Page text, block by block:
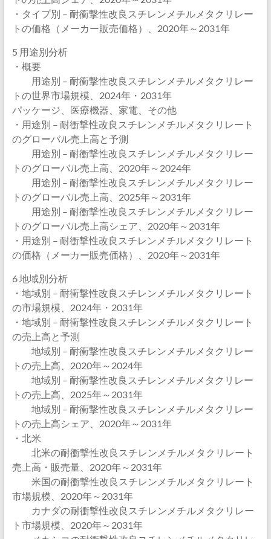
・タイプ別 – 耐衝撃性改良スチレンメチルメタクリレー
トの価格（メーカー販売価格）、2020年～2031年
5 用途別分析
・概要
用途別 – 耐衝撃性改良スチレンメチルメタクリレー
トの世界市場規模、2024年・2031年
パッケージ、医療機器、家電、その他
・用途別 – 耐衝撃性改良スチレンメチルメタクリレート
のグローバル売上高と予測
用途別 – 耐衝撃性改良スチレンメチルメタクリレー
トのグローバル売上高、2020年～2024年
用途別 – 耐衝撃性改良スチレンメチルメタクリレー
トのグローバル売上高、2025年～2031年
用途別 – 耐衝撃性改良スチレンメチルメタクリレー
トのグローバル売上高シェア、2020年～2031年
・用途別 – 耐衝撃性改良スチレンメチルメタクリレート
の価格（メーカー販売価格）、2020年～2031年
6 地域別分析
・地域別 – 耐衝撃性改良スチレンメチルメタクリレート
の市場規模、2024年・2031年
・地域別 – 耐衝撃性改良スチレンメチルメタクリレート
の売上高と予測
地域別 – 耐衝撃性改良スチレンメチルメタクリレー
トの売上高、2020年～2024年
地域別 – 耐衝撃性改良スチレンメチルメタクリレー
トの売上高、2025年～2031年
地域別 – 耐衝撃性改良スチレンメチルメタクリレー
トの売上高シェア、2020年～2031年
・北米
北米の耐衝撃性改良スチレンメチルメタクリレート
売上高・販売量、2020年～2031年
米国の耐衝撃性改良スチレンメチルメタクリレート
市場規模、2020年～2031年
カナダの耐衝撃性改良スチレンメチルメタクリレー
ト市場規模、2020年～2031年